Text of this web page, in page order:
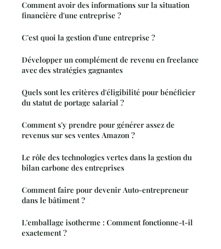
Comment avoir des informations sur la situation
financière d'une entreprise ?
C'est quoi la gestion d'une entreprise ?
Développer un complément de revenu en freelance
avec des stratégies gagnantes
Quels sont les critères d'éligibilité pour bénéficier
du statut de portage salarial ?
Comment s'y prendre pour générer assez de
revenus sur ses ventes Amazon ?
Le rôle des technologies vertes dans la gestion du
bilan carbone des entreprises
Comment faire pour devenir Auto-entrepreneur
dans le bâtiment ?
L'emballage isotherme : Comment fonctionne-t-il
exactement ?